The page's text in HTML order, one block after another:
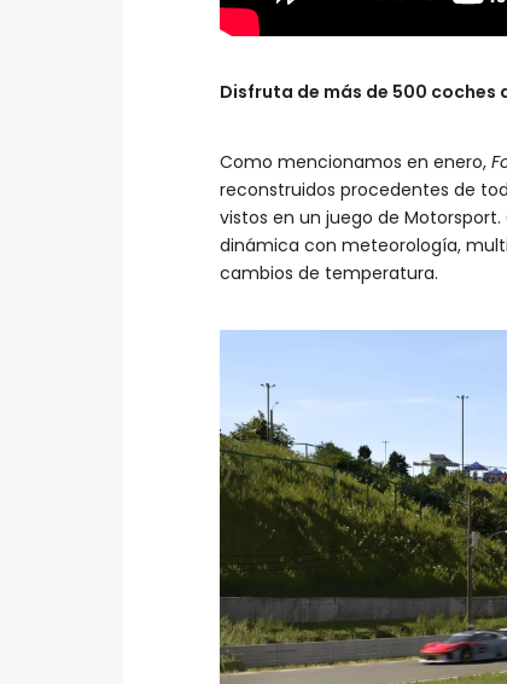
Disfruta de más de 500 coches
Como mencionamos en enero,
reconstruidos procedentes de
vistos en un juego de
dinámica con meteorología,
cambios de temperatura.